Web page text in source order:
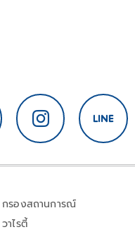
กรองสถานการณ์
วาไรตี้